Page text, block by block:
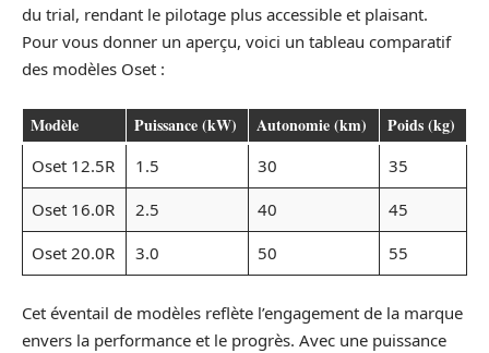
du trial, rendant le pilotage plus accessible et plaisant.
Pour vous donner un aperçu, voici un tableau comparatif
des modèles Oset :
Modèle Puissance (kW) Autonomie (km) Poids (kg)
Oset 12.5R 1.5 30
35
Oset 16.0R
2.5 40
45
Oset 20.0R
3.0 50 55
Cet éventail de modèles reflète l’engagement de la marque
envers la performance et le progrès. Avec une puissance